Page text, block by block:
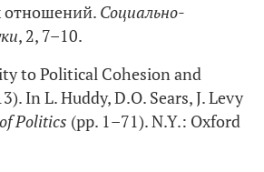
отношений. Социально-
, 2, 7–10.
to Political Cohesion and
In L. Huddy, D.O. Sears, J. Levy
Politics (pp. 1–71). N.Y.: Oxford